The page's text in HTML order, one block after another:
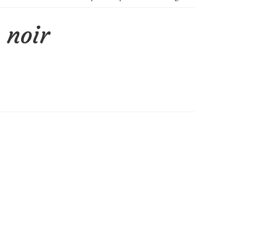
noir